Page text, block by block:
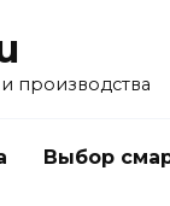
производства
Выбор